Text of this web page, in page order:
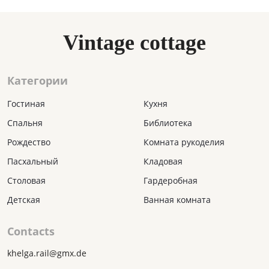
Vintage cottage
Категории
Гостиная
Спальня
Рождество
Пасхальный
Столовая
Детская
Кухня
Библиотека
Комната рукоделия
Кладовая
Гардеробная
Ванная комната
Contacts
khelga.rail@gmx.dе